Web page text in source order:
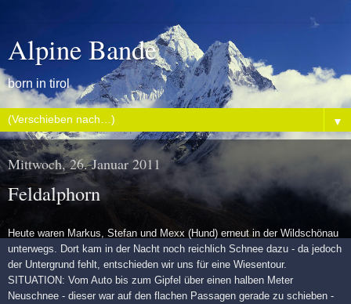
Alpine Bande
born in tirol
▼
Mittwoch, 26. Januar 2011
Feldalphorn
Heute waren Markus, Stefan und Mexx (Hund) erneut in der Wildschönau
unterwegs. Dort kam in der Nacht noch reichlich Schnee dazu - da jedoch
der Untergrund fehlt, entschieden wir uns für eine Wiesentour.
SITUATION: Vom Auto bis zum Gipfel über einen halben Meter
Neuschnee - dieser war auf den flachen Passagen gerade zu schieben -